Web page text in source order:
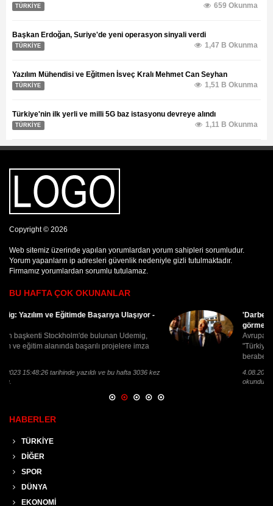
TÜRKİYE 659 Okunma
Başkan Erdoğan, Suriye'de yeni operasyon sinyali verdi
TÜRKİYE 1,47 B Okunma
Yazılım Mühendisi ve Eğitmen İsveç Kralı Mehmet Can Seyhan
TÜRKİYE 1,51 B Okunma
Türkiye'nin ilk yerli ve milli 5G baz istasyonu devreye alındı
TÜRKİYE 1,11 B Okunma
Copyright © 2026
Web sitemiz üzerinde yapılan yorumlardan yorum sahipleri sorumludur.
Yorum yapanların ip adresleri güvenlik nedeniyle gizli tutulmaktadır.
Firmamız yorumlardan sorumlu tutulamaz.
BU HAFTA ÇOK OKUNANLAR
'Darbe girişimine karşı ayakta duruşunuzu
Avrupa Konseyi̇ Genel Sekreteri̇ Jagland
"Türkiye'de Meclisin ve siyasi partilerin halkla
4.08.2016 13:48:33 tarihinde yazıldı ve bu hafta 2532 kez
HABERLER
TÜRKİYE
DİĞER
SPOR
DÜNYA
EKONOMİ